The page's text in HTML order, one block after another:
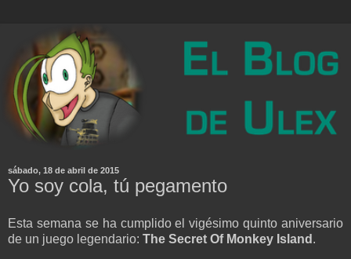
sábado, 18 de abril de 2015
Yo soy cola, tú pegamento
Esta semana se ha cumplido el vigésimo quinto aniversario
de un juego legendario: The Secret Of Monkey Island .